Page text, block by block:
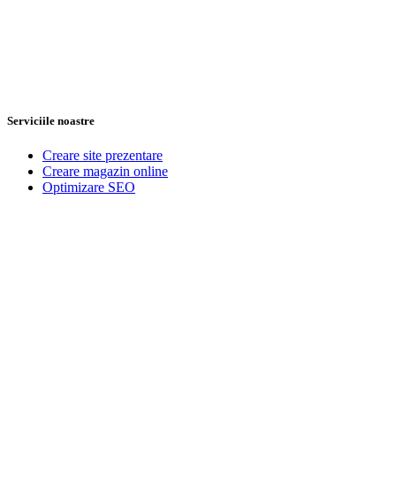
Serviciile noastre
Creare site prezentare
Creare magazin online
Optimizare SEO